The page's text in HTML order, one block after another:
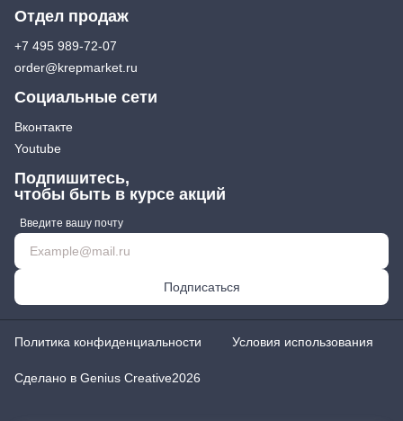
Отдел продаж
+7 495 989-72-07
order@krepmarket.ru
Социальные сети
Вконтакте
Youtube
Подпишитесь,
чтобы быть в курсе акций
Введите вашу почту
Подписаться
Политика конфиденциальности Условия использования
Сделано в Genius Creative2026